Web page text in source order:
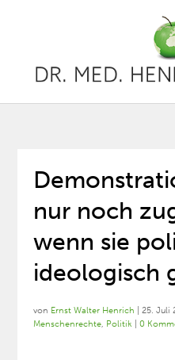
nur noch
wenn sie
ideologisch
von Ernst Walter Henrich |25. Juli
Menschenrechte, Politik |0